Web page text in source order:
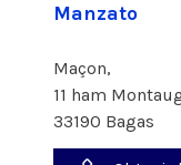
Manzato
Maçon,
11 ham
33190 Bagas